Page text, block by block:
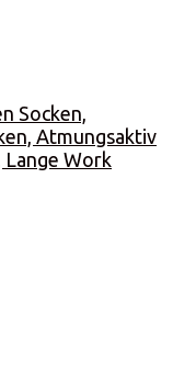
Socken,
Atmungsaktiv
Work